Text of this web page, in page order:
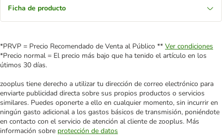
Ficha de producto
*PRVP = Precio Recomendado de Venta al Público ** Ver condiciones
*Precio normal = El precio más bajo que ha tenido el artículo en los
útimos 30 días.
zooplus tiene derecho a utilizar tu dirección de correo electrónico para
enviarte publicidad directa sobre sus propios productos o servicios
similares. Puedes oponerte a ello en cualquier momento, sin incurrir en
ningún gasto adicional a los gastos básicos de transmisión, poniéndote
en contacto con el servicio de atención al cliente de zooplus. Más
información sobre protección de datos